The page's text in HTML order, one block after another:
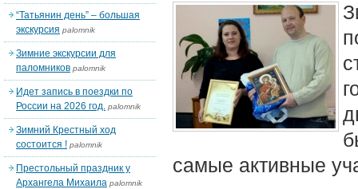
самые активные
“Татьянин день” – большая
экскурсия palomnik
Зимние экскурсии для
паломников palomnik
Идет запись в поездки по
России на 2026 год. palomnik
Зимний Крестный ход
состоится ! palomnik
Престольный праздник у
Архангела Михаила palomnik